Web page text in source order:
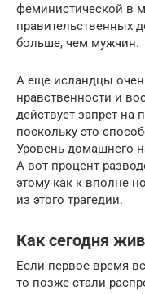
феминистической в
правительственных
больше, чем мужчин.
А еще исландцы
нравственности и
действует запрет на
поскольку это
Уровень домашнего
А вот процент
этому как к вполне
из этого трагедии.
Как сегодня
Если первое время
то позже стали